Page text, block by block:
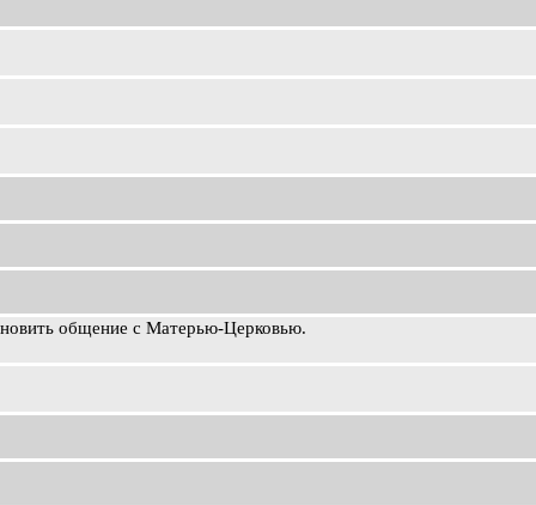
общение с Матерью-Церковью.